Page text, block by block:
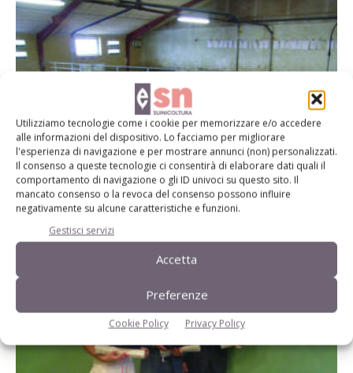
Utilizziamo tecnologie come i cookie per memorizzare e/o accedere
alle informazioni del dispositivo. Lo facciamo per migliorare
l'esperienza di navigazione e per mostrare annunci (non) personalizzati.
Il consenso a queste tecnologie ci consentirà di elaborare dati quali il
comportamento di navigazione o gli ID univoci su questo sito. Il
mancato consenso o la revoca del consenso possono influire
negativamente su alcune caratteristiche e funzioni.
Gestisci servizi
Accetta
Preferenze
Cookie Policy Privacy Policy
Benessere animale / Quanto costa
l’adeguamento
Di Kees de Roest, Paolo Ferrari, Magda C. Schiff (*)